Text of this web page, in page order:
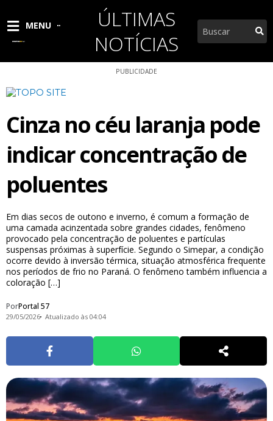
MENU
ÚLTIMAS
NOTÍCIAS
Pesquisar
PUBLICIDADE
Cinza no céu laranja pode
indicar concentração de
poluentes
Em dias secos de outono e inverno, é comum a formação de
uma camada acinzentada sobre grandes cidades, fenômeno
provocado pela concentração de poluentes e partículas
suspensas próximas à superfície. Segundo o Simepar, a condição
ocorre devido à inversão térmica, situação atmosférica frequente
nos períodos de frio no Paraná. O fenômeno também influencia a
coloração […]
PorPortal 57
29/05/2026 Atualizado às 04:04